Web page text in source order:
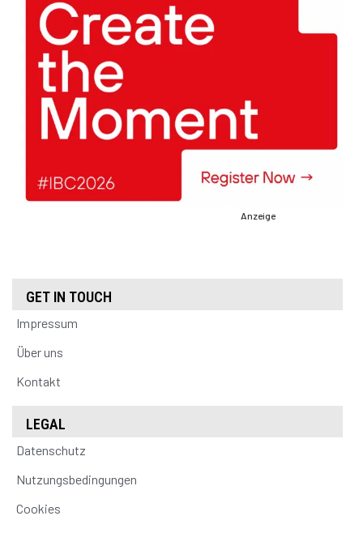
Anzeige
GET IN TOUCH
Impressum
Über uns
Kontakt
LEGAL
Datenschutz
Nutzungsbedingungen
Cookies